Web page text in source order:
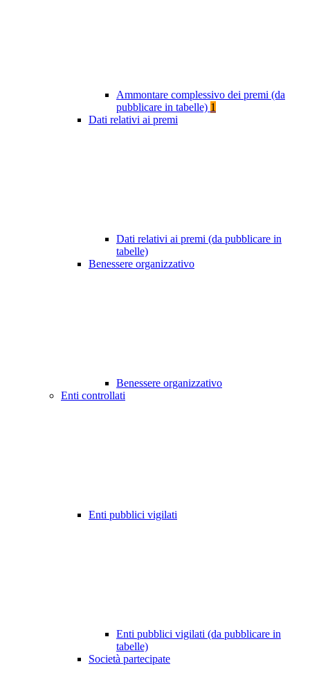
Ammontare complessivo dei premi (da
pubblicare in tabelle) 1
Dati relativi ai premi
Dati relativi ai premi (da pubblicare in
tabelle)
Benessere organizzativo
Benessere organizzativo
Enti controllati
Enti pubblici vigilati
Enti pubblici vigilati (da pubblicare in
tabelle)
Società partecipate